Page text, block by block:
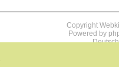
Copyright
Powered by